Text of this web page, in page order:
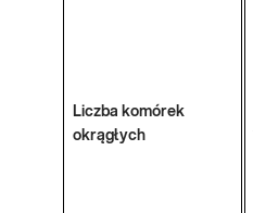
Liczba komórek
okrągłych